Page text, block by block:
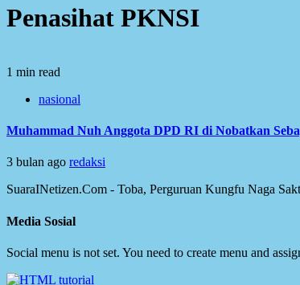
Penasihat PKNSI
1 min read
nasional
Muhammad Nuh Anggota DPD RI di Nobatkan
3 bulan ago redaksi
SuaraINetizen.Com - Toba, Perguruan Kungfu Naga
Media Sosial
Social menu is not set. You need to create menu and